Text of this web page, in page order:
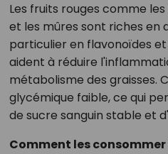
Les fruits rouges comme
et les mûres sont riches en
particulier en flavonoïdes
aident à réduire
métabolisme des graisses.
glycémique faible, ce qui
de sucre sanguin stable et
Comment les consommer